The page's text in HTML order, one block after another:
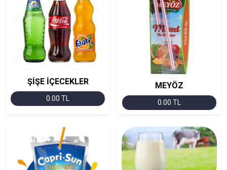
ŞİŞE İÇECEKLER
0.00 TL
MEYÖZ
0.00 TL